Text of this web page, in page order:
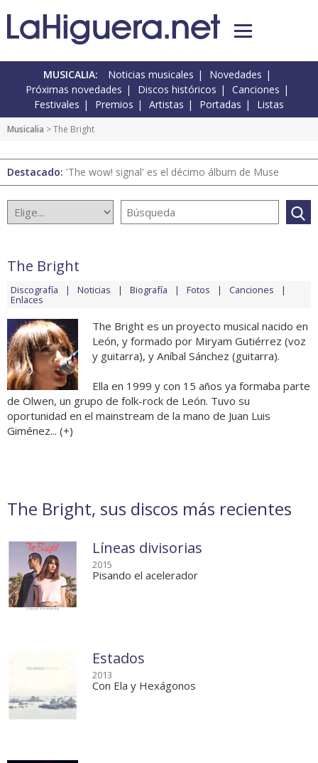
MUSICALIA: Noticias musicales
Novedades
Próximas novedades
Discos históricos
Canciones
Festivales
Premios Artistas Portadas Listas
Musicalia > The Bright
Destacado: 'The wow! signal' es el décimo álbum de Muse
The Bright
Discografía Noticias Biografía Fotos Canciones
Enlaces
The Bright es un proyecto musical nacido en
León, y formado por Miryam Gutiérrez (voz
y guitarra), y Aníbal Sánchez (guitarra).
Ella en 1999 y con 15 años ya formaba parte
de Olwen, un grupo de folk-rock de León. Tuvo su
oportunidad en el mainstream de la mano de Juan Luis
Giménez... (+)
The Bright, sus discos más recientes
Líneas divisorias
2015
Pisando el acelerador
Estados
2013
Con Ela y Hexágonos